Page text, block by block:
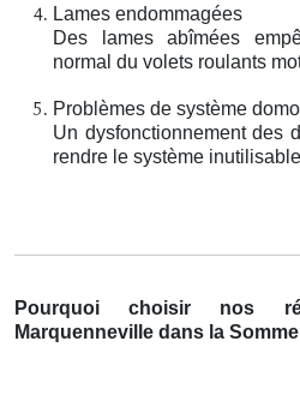
Lames endommagées
Des lames abîmées
normal du volets roulants
Problèmes de système
Un dysfonctionnement des
rendre le système
Pourquoi choisir nos
Marquenneville dans la